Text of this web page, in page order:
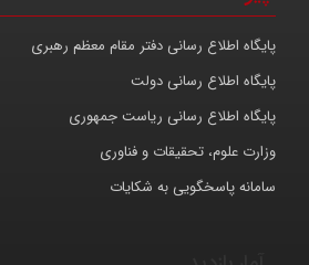
پایگاه اطلاع رسانی دفتر مقام معظم رهبری
پایگاه اطلاع رسانی دولت
پایگاه اطلاع رسانی ریاست جمهوری
وزارت علوم، تحقیقات و فناوری
سامانه پاسخگویی به شکایات